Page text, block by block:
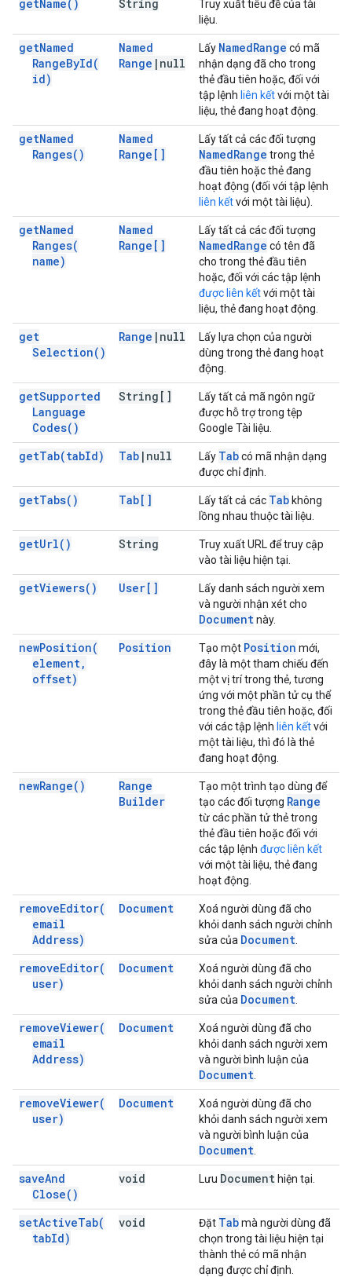
getName( ) String
Truy xuất tiêu đề của tài
liệu.
getNamed
RangeById(
id)
Named
Range | null
Lấy NamedRange có mã
nhận dạng đã cho trong
thẻ đầu tiên hoặc, đối với
tập lệnh liên kếtvới một tài
liệu, thẻ đang hoạt động.
getNamed
Ranges( )
Named
Range[]
Lấy tất cả các đối tượng
NamedRange trong thẻ
đầu tiên hoặc thẻ đang
hoạt động (đối với tập lệnh
liên kếtvới một tài liệu).
getNamed
Ranges(
name)
Named
Range[]
Lấy tất cả các đối tượng
NamedRange có tên đã
cho trong thẻ đầu tiên
hoặc, đối với các tập lệnh
được liên kếtvới một tài
liệu, thẻ đang hoạt động.
get
Selection( )
Range | null
Lấy lựa chọn của người
dùng trong thẻ đang hoạt
động.
getSupported
Language
Codes( )
String[]
Lấy tất cả mã ngôn ngữ
được hỗ trợ trong tệp
Google Tài liệu.
getTab(tabId) Tab | null Lấy Tabcó mã nhận dạng
được chỉ định.
getTabs( ) Tab[] Lấy tất cả các Tab không
lồng nhau thuộc tài liệu.
getUrl( ) String
Truy xuất URL để truy cập
vào tài liệu hiện tại.
getViewers( ) User[]
Lấy danh sách người xem
và người nhận xét cho
Documentnày.
newPosition(
element,
offset)
Position Tạo một Position mới,
đây là một tham chiếu đến
một vị trí trong thẻ, tương
ứng với một phần tử cụ thể
trong thẻ đầu tiên hoặc, đối
với các tập lệnh liên kếtvới
một tài liệu, thì đó là thẻ
đang hoạt động.
newRange( )
Range
Builder
Tạo một trình tạo dùng để
tạo các đối tượng Range
từ các phần tử thẻ trong
thẻ đầu tiên hoặc đối với
các tập lệnh được liên kết
với một tài liệu, thẻ đang
hoạt động.
removeEditor(
email
Address)
Document
Xoá người dùng đã cho
khỏi danh sách người chỉnh
sửa của Document
removeEditor(
user)
Document
Xoá người dùng đã cho
khỏi danh sách người chỉnh
sửa của Document
removeViewer(
email
Address)
Document
Xoá người dùng đã cho
khỏi danh sách người xem
và người bình luận của
Document
removeViewer(
user)
Document
Xoá người dùng đã cho
khỏi danh sách người xem
và người bình luận của
Document
saveAnd
Close( )
void Lưu Document hiện tại.
setActiveTab(
tabId)
void Đặt Tabmà người dùng đã
chọn trong tài liệu hiện tại
thành thẻ có mã nhận
dạng được chỉ định.